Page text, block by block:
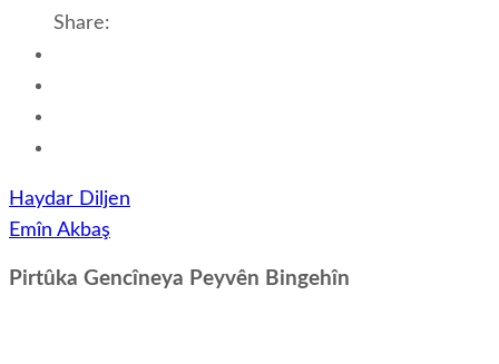
Share:
Post
navigation
Haydar Diljen
Emîn Akbaş
Pirtûka Gencîneya Peyvên Bingehîn